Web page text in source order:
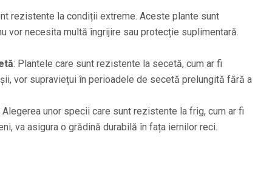
rezistente la condiții extreme. Aceste plante sunt
vor necesita multă îngrijire sau protecție suplimentară.
: Plantele care sunt rezistente la secetă, cum ar fi
vor supraviețui în perioadele de secetă prelungită fără a
Alegerea unor specii care sunt rezistente la frig, cum ar fi
va asigura o grădină durabilă în fața iernilor reci.